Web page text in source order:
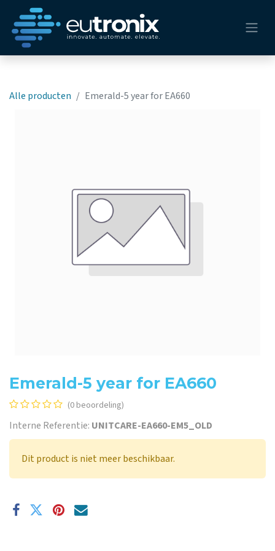
Alle producten Emerald-5 year for EA660
Emerald-5 year for EA660
(0 beoordeling)
Interne Referentie: UNITCARE-EA660-EM5_OLD
Dit product is niet meer beschikbaar.